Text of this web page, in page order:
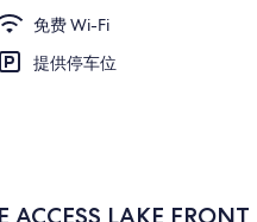
免费 Wi-Fi
提供停车位
LAKE FRONT